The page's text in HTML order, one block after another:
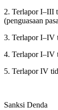
2. Terlapor I–III
(penguasaan
3. Terlapor I–IV
4. Terlapor I–IV
5. Terlapor IV
Sanksi Denda